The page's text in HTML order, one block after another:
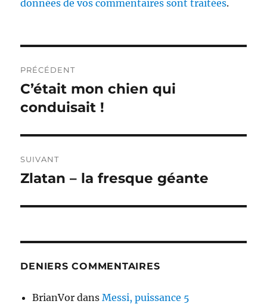
données de vos commentaires sont traitées.
de
l’article
PRÉCÉDENT
Publication
précédente :
C’était mon chien qui
conduisait !
SUIVANT
Publication
Zlatan – la fresque géante
DENIERS COMMENTAIRES
BrianVor dansMessi, puissance 5